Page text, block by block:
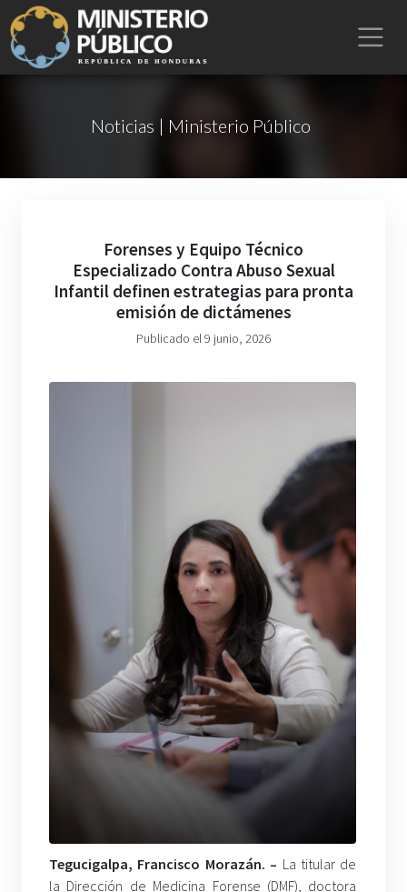
Noticias | Ministerio Público
Forenses y Equipo Técnico
Especializado Contra Abuso Sexual
Infantil definen estrategias para pronta
emisión de dictámenes
Publicado el 9 junio, 2026
Tegucigalpa, Francisco Morazán. – La titular de
la Dirección de Medicina Forense (DMF), doctora